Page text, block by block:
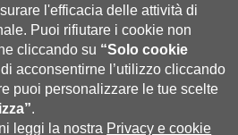
l'efficacia delle attività di
Puoi rifiutare i cookie non
cliccando su “Solo cookie
acconsentirne l’utilizzo cliccando
puoi personalizzare le tue scelte
.
leggi la nostra Privacy e cookie